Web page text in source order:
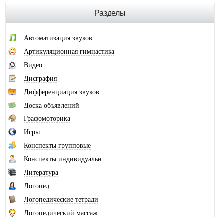
Разделы
Автоматизация звуков
Артикуляционная гимнастика
Видео
Дисграфия
Дифференциация звуков
Доска объявлений
Графомоторика
Игры
Конспекты групповые
Конспекты индивидуальн.
Литература
Логопед
Логопедические тетради
Логопедический массаж